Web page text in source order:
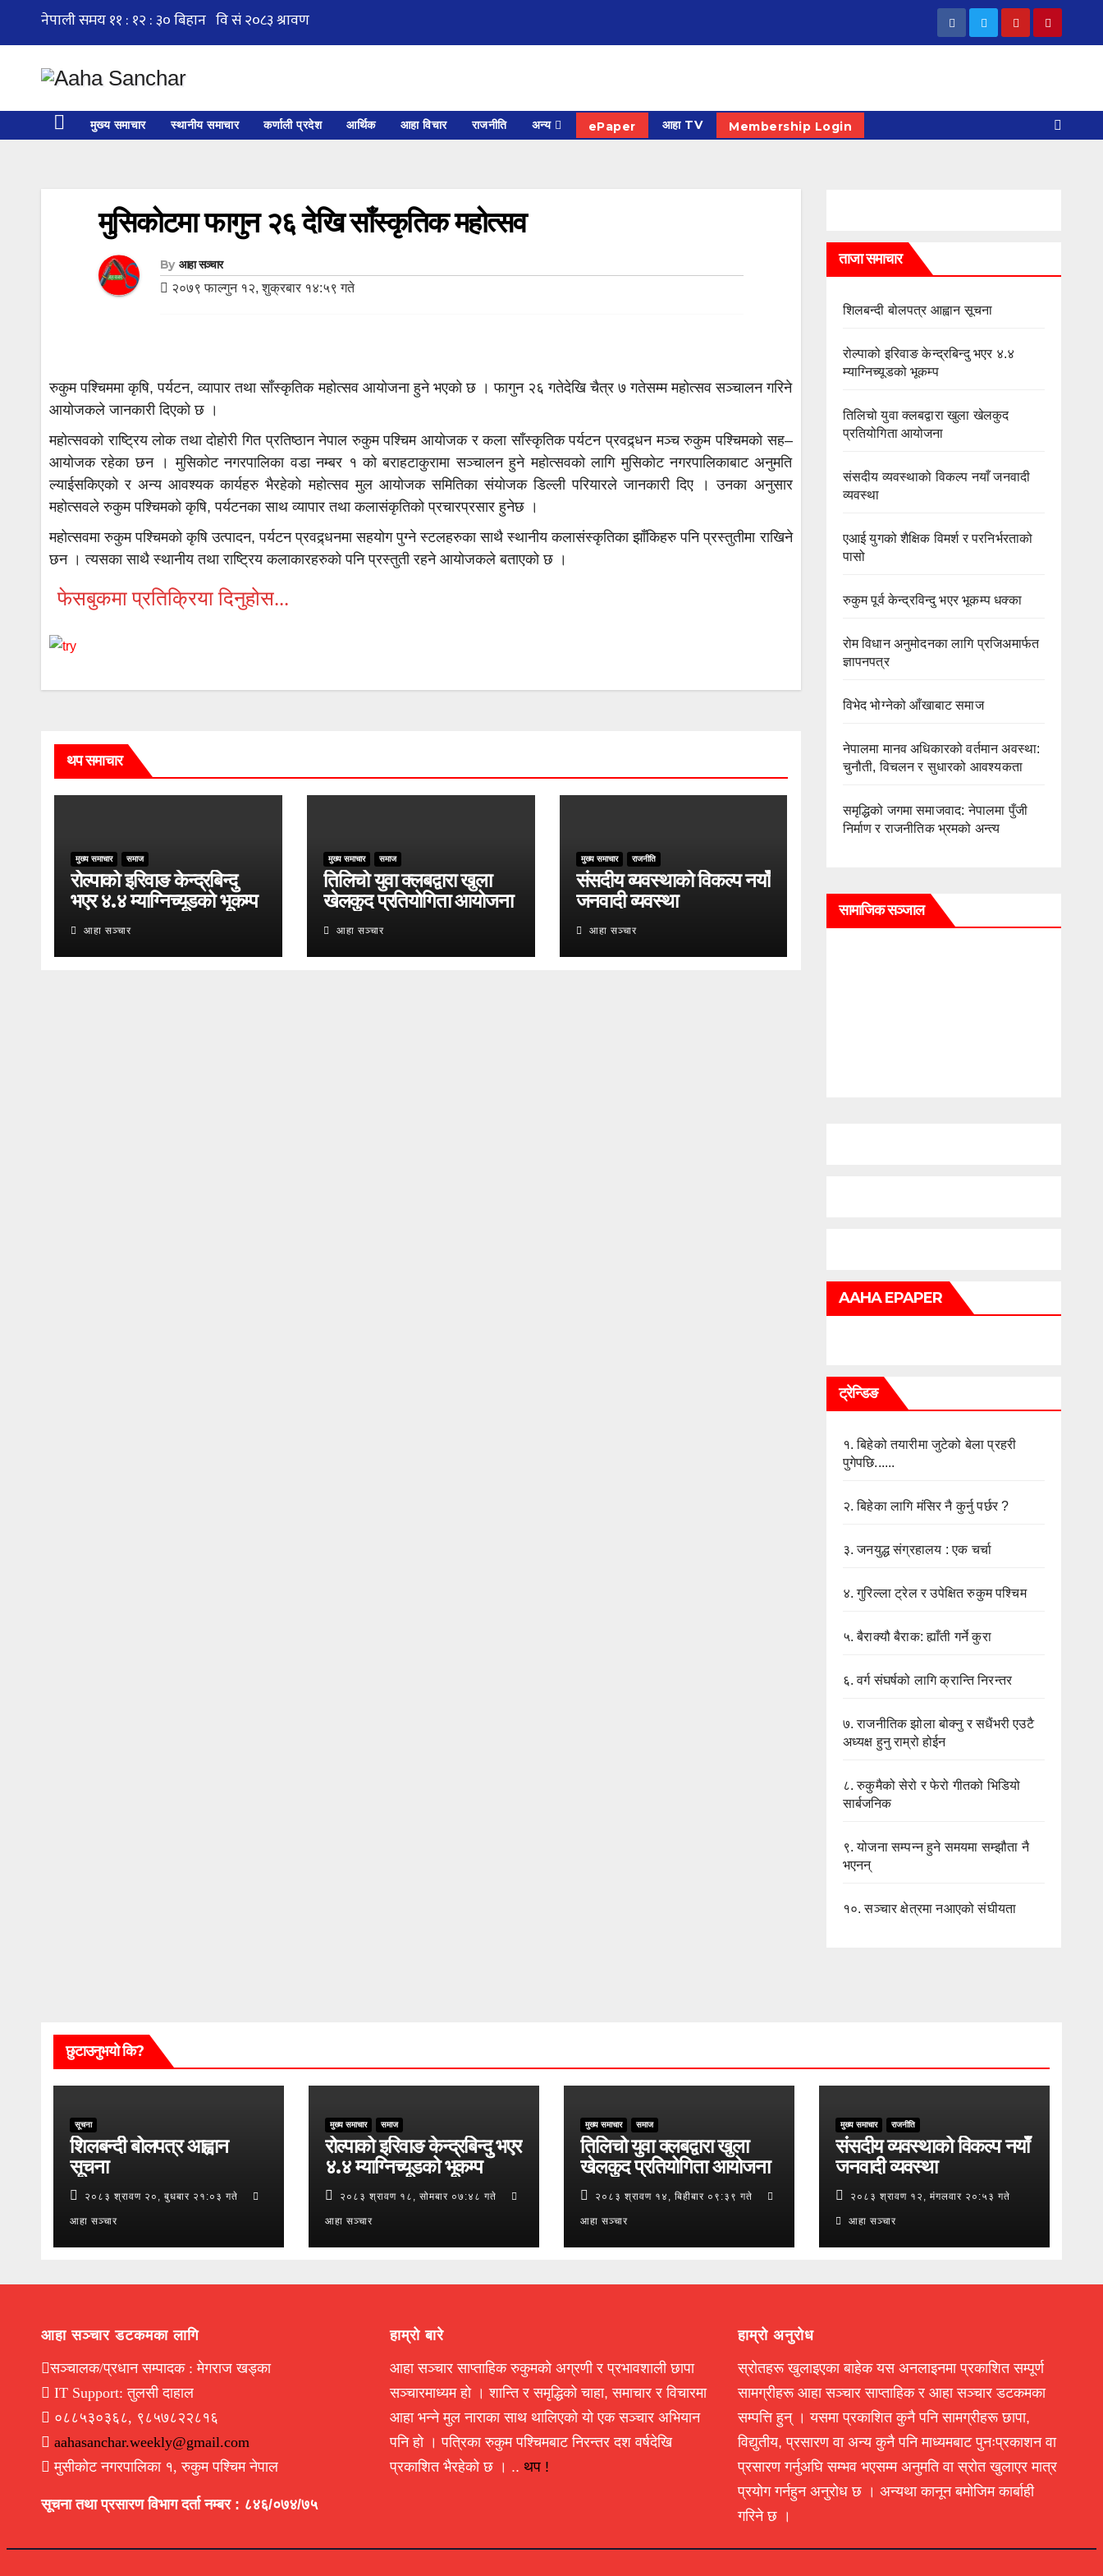
मुख्य समाचार स्थानीय समाचार कर्णाली प्रदेश आर्थिक आहा विचार राजनीति अन्य ePaper आहा TV Membership Login
मुसिकोटमा फागुन २६ देखि साँस्कृतिक महोत्सव
By आहा सञ्चार
२०७९ फाल्गुन १२, शुक्रबार १४:५९ गते
रुकुम पश्चिममा कृषि, पर्यटन, व्यापार तथा साँस्कृतिक महोत्सव आयोजना हुने भएको छ । फागुन २६ गतेदेखि चैत्र ७ गतेसम्म महोत्सव सञ्चालन गरिने
आयोजकले जानकारी दिएको छ ।
महोत्सवको राष्ट्रिय लोक तथा दोहोरी गित प्रतिष्ठान नेपाल रुकुम पश्चिम आयोजक र कला साँस्कृतिक पर्यटन प्रवद्र्धन मञ्च रुकुम पश्चिमको सह–
आयोजक रहेका छन । मुसिकोट नगरपालिका वडा नम्बर १ को बराहटाकुरामा सञ्चालन हुने महोत्सवको लागि मुसिकोट नगरपालिकाबाट अनुमति
ल्याईसकिएको र अन्य आवश्यक कार्यहरु भैरहेको महोत्सव मुल आयोजक समितिका संयोजक डिल्ली परियारले जानकारी दिए । उनका अनुसार
महोत्सवले रुकुम पश्चिमको कृषि, पर्यटनका साथ व्यापार तथा कलासंकृतिको प्रचारप्रसार हुनेछ ।
महोत्सवमा रुकुम पश्चिमको कृषि उत्पादन, पर्यटन प्रवद्र्धनमा सहयोग पुग्ने स्टलहरुका साथै स्थानीय कलासंस्कृतिका झाँकिहरु पनि प्रस्तुतीमा राखिने
छन । त्यसका साथै स्थानीय तथा राष्ट्रिय कलाकारहरुको पनि प्रस्तुती रहने आयोजकले बताएको छ ।
फेसबुकमा प्रतिक्रिया दिनुहोस...
थप समाचार
मुख्य समाचार समाज
रोल्पाको इरिवाङ केन्द्रबिन्दु
भएर ४.४ म्याग्निच्यूडको भूकम्प
आहा सञ्चार
मुख्य समाचार समाज
तिलिचो युवा क्लबद्वारा खुला
खेलकुद प्रतियोगिता आयोजना
आहा सञ्चार
मुख्य समाचार राजनीति
संसदीय व्यवस्थाको विकल्प नयाँ
जनवादी व्यवस्था
आहा सञ्चार
ताजा समाचार
शिलबन्दी बोलपत्र आह्वान सूचना
रोल्पाको इरिवाङ केन्द्रबिन्दु भएर ४.४
म्याग्निच्यूडको भूकम्प
तिलिचो युवा क्लबद्वारा खुला खेलकुद
प्रतियोगिता आयोजना
संसदीय व्यवस्थाको विकल्प नयाँ जनवादी
व्यवस्था
एआई युगको शैक्षिक विमर्श र परनिर्भरताको
पासो
रुकुम पूर्व केन्द्रविन्दु भएर भूकम्प धक्का
रोम विधान अनुमोदनका लागि प्रजिअमार्फत
ज्ञापनपत्र
विभेद भोग्नेको आँखाबाट समाज
नेपालमा मानव अधिकारको वर्तमान अवस्था:
चुनौती, विचलन र सुधारको आवश्यकता
समृद्धिको जगमा समाजवाद: नेपालमा पुँजी
निर्माण र राजनीतिक भ्रमको अन्त्य
सामाजिक सञ्जाल
AAHA EPAPER
ट्रेन्डिङ
१.बिहेको तयारीमा जुटेको बेला प्रहरी
पुगेपछि......
२.बिहेका लागि मंसिर नै कुर्नु पर्छर ?
३.जनयुद्ध संग्रहालय : एक चर्चा
४.गुरिल्ला ट्रेल र उपेक्षित रुकुम पश्चिम
५.बैराक्यौ बैराक: ह्याँती गर्ने कुरा
६.वर्ग संघर्षको लागि क्रान्ति निरन्तर
७.राजनीतिक झोला बोक्नु र सधैंभरी एउटै
अध्यक्ष हुनु राम्रो होईन
८.रुकुमैको सेरो र फेरो गीतको भिडियो
सार्बजनिक
९.योजना सम्पन्न हुने समयमा सम्झौता नै
भएनन्
१०.सञ्चार क्षेत्रमा नआएको संघीयता
छुटाउनुभयो कि?
सूचना
शिलबन्दी बोलपत्र आह्वान
सूचना
२०८३ श्रावण २०, बुधबार २१:०३ गते
आहा सञ्चार
मुख्य समाचार समाज
रोल्पाको इरिवाङ केन्द्रबिन्दु भएर
४.४ म्याग्निच्यूडको भूकम्प
२०८३ श्रावण १८, सोमबार ०७:४८ गते
आहा सञ्चार
मुख्य समाचार समाज
तिलिचो युवा क्लबद्वारा खुला
खेलकुद प्रतियोगिता आयोजना
२०८३ श्रावण १४, बिहीबार ०९:३९ गते
आहा सञ्चार
मुख्य समाचार राजनीति
संसदीय व्यवस्थाको विकल्प नयाँ
जनवादी व्यवस्था
२०८३ श्रावण १२, मंगलवार २०:५३ गते
आहा सञ्चार
आहा सञ्चार डटकमका लागि
सञ्चालक/प्रधान सम्पादक : मेगराज खड्का
IT Support: तुलसी दाहाल
०८८५३०३६८, ९८५७८२२८१६
aahasanchar.weekly@gmail.com
मुसीकोट नगरपालिका १, रुकुम पश्चिम नेपाल
सूचना तथा प्रसारण विभाग दर्ता नम्बर : ८४६/०७४/७५
हाम्रो बारे
आहा सञ्चार साप्ताहिक रुकुमको अग्रणी र प्रभावशाली छापा
सञ्चारमाध्यम हो । शान्ति र समृद्धिको चाहा, समाचार र विचारमा
आहा भन्ने मुल नाराका साथ थालिएको यो एक सञ्चार अभियान
पनि हो । पत्रिका रुकुम पश्चिमबाट निरन्तर दश वर्षदेखि
प्रकाशित भैरहेको छ । .. थप !
हाम्रो अनुरोध
स्रोतहरू खुलाइएका बाहेक यस अनलाइनमा प्रकाशित सम्पूर्ण
सामग्रीहरू आहा सञ्चार साप्ताहिक र आहा सञ्चार डटकमका
सम्पत्ति हुन् । यसमा प्रकाशित कुनै पनि सामग्रीहरू छापा,
विद्युतीय, प्रसारण वा अन्य कुनै पनि माध्यमबाट पुनःप्रकाशन वा
प्रसारण गर्नुअघि सम्भव भएसम्म अनुमति वा स्रोत खुलाएर मात्र
प्रयोग गर्नहुन अनुरोध छ । अन्यथा कानून बमोजिम कार्बाही
गरिने छ ।